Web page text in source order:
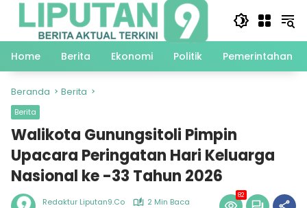
Langsung
Home
Berita Ekonomi Politik Pemerintahan
Beranda Berita
Berita
Walikota Gunungsitoli Pimpin
Upacara Peringatan Hari Keluarga
Nasional ke -33 Tahun 2026
Redaktur Liputan9.co
2 Min Baca
82